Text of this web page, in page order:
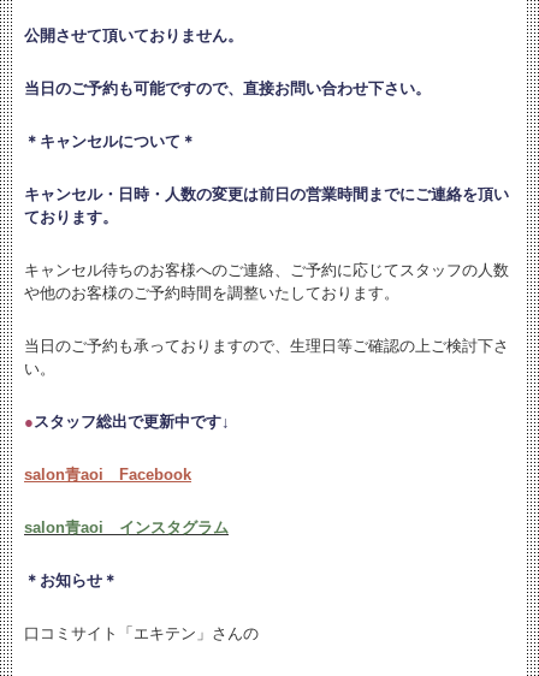
公開させて頂いておりません。
当日のご予約も可能ですので、直接お問い合わせ下さい。
＊キャンセルについて＊
キャンセル・日時・人数の変更は前日の営業時間までにご連絡を頂い
ております。
キャンセル待ちのお客様へのご連絡、ご予約に応じてスタッフの人数
や他のお客様のご予約時間を調整いたしております。
当日のご予約も承っておりますので、生理日等ご確認の上ご検討下さ
い。
●スタッフ総出で更新中です↓
salon青aoi Facebook
salon青aoi インスタグラム
＊お知らせ＊
口コミサイト「エキテン」さんの